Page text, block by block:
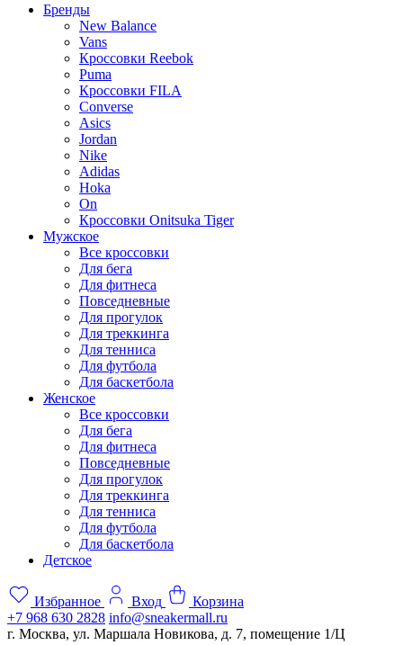
Бренды
New Balance
Vans
Кроссовки Reebok
Puma
Кроссовки FILA
Converse
Asics
Jordan
Nike
Adidas
Hoka
On
Кроссовки Onitsuka Tiger
Мужское
Все кроссовки
Для бега
Для фитнеса
Повседневные
Для прогулок
Для треккинга
Для тенниса
Для футбола
Для баскетбола
Женское
Все кроссовки
Для бега
Для фитнеса
Повседневные
Для прогулок
Для треккинга
Для тенниса
Для футбола
Для баскетбола
Детское
Избранное Вход
Корзина
+7 968 630 2828 info@sneakermall.ru
г. Москва, ул. Маршала Новикова, д. 7, помещение 1/Ц